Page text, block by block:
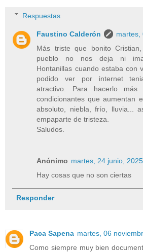
Respuestas
Faustino Calderón
martes,
Más triste que bonito
pueblo no nos deja ni
Hontanillas cuando estaba con
podido ver por internet
atractivo. Para hacerlo
condicionantes que aumentan
absoluto, niebla, frío, lluvia...
empaparte de tristeza.
Saludos.
Anónimo martes, 24 junio, 2025
Hay cosas que no son ciertas
Responder
Paca Sapena martes, 06
Como siempre muy bien